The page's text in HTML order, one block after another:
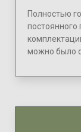
Полностью
можно было